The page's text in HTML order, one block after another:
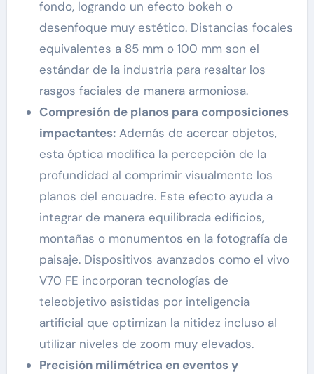
fondo, logrando un efecto bokeh o
desenfoque muy estético. Distancias focales
equivalentes a 85 mm o 100 mm son el
estándar de la industria para resaltar los
rasgos faciales de manera armoniosa.
Compresión de planos para composiciones
impactantes:Además de acercar objetos,
esta óptica modifica la percepción de la
profundidad al comprimir visualmente los
planos del encuadre. Este efecto ayuda a
integrar de manera equilibrada edificios,
montañas o monumentos en la fotografía de
paisaje. Dispositivos avanzados como el vivo
V70 FE incorporan tecnologías de
teleobjetivo asistidas por inteligencia
artificial que optimizan la nitidez incluso al
utilizar niveles de zoom muy elevados.
Precisión milimétrica en eventos y